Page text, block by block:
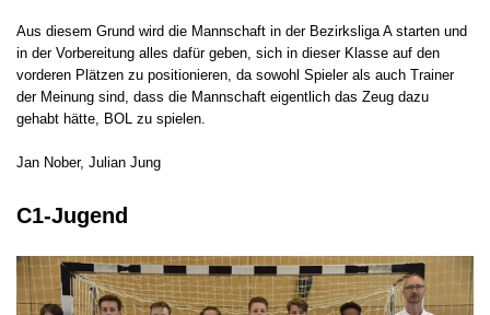
Aus diesem Grund wird die Mannschaft in der Bezirksliga A starten und
in der Vorbereitung alles dafür geben, sich in dieser Klasse auf den
vorderen Plätzen zu positionieren, da sowohl Spieler als auch Trainer
der Meinung sind, dass die Mannschaft eigentlich das Zeug dazu
gehabt hätte, BOL zu spielen.
Jan Nober, Julian Jung
C1-Jugend